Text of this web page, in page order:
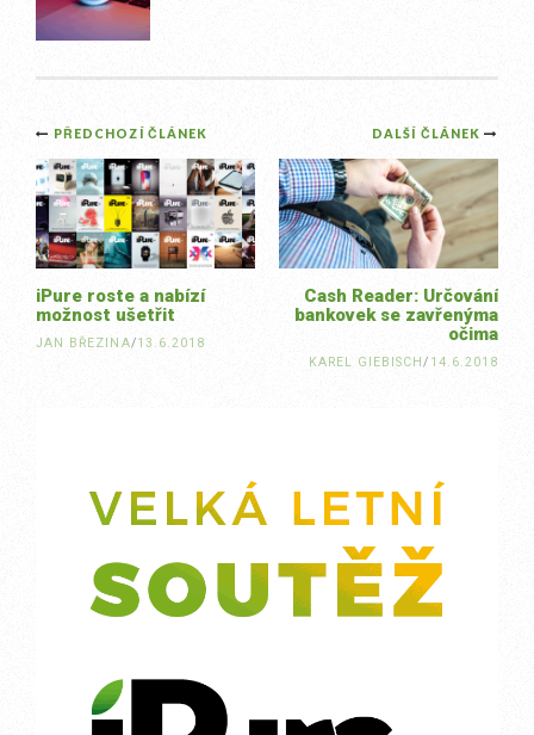
Post
navigation
DALŠÍ ČLÁNEK
Cash Reader: Určování
bankovek se zavřenýma
očima
KAREL GIEBISCH/ 14.6.2018
PŘEDCHOZÍ ČLÁNEK
iPure roste a nabízí
možnost ušetřit
JAN BŘEZINA/13.6.2018